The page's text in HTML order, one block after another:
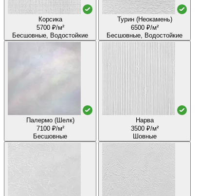
Корсика
5700 ₽/м²
Бесшовные, Водостойкие
Турин (Неокамень)
6500 ₽/м²
Бесшовные, Водостойкие
Палермо (Шелк)
7100 ₽/м²
Бесшовные
Нарва
3500 ₽/м²
Шовные